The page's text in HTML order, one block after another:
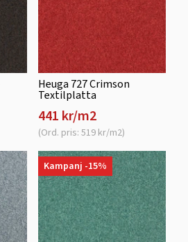
Heuga 727 Crimson
Textilplatta
441 kr/m2
(Ord. pris: 519 kr/m2)
Kampanj -15%